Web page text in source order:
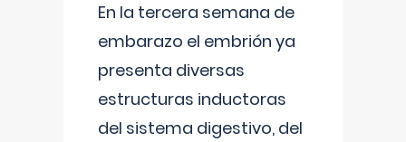
En la tercera semana de
embarazo el embrión ya
presenta diversas
estructuras inductoras
del sistema digestivo, del